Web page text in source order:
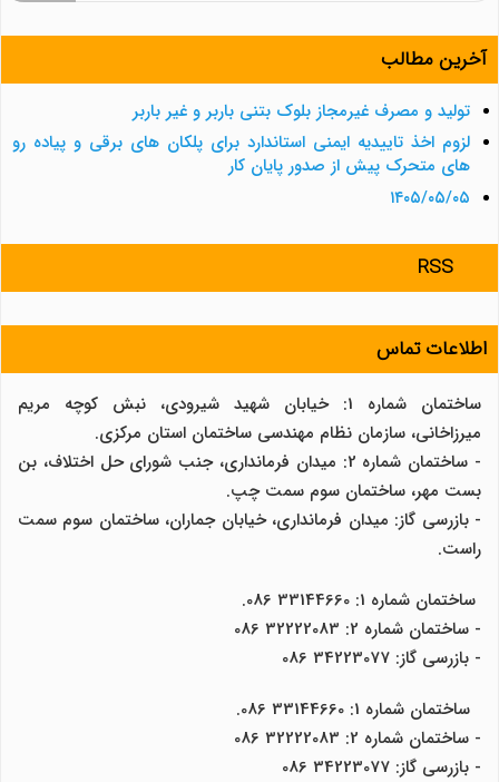
آخرین مطالب
تولید و مصرف غیرمجاز بلوک بتنی باربر و غیر باربر
لزوم اخذ تاییدیه ایمنی استاندارد برای پلکان های برقی و پیاده رو
های متحرک پیش از صدور پایان کار
۱۴۰۵/۰۵/۰۵
RSS
اطلاعات تماس
ساختمان شماره 1: خیابان شهید شیرودی، نبش کوچه مریم
میرزاخانی، سازمان نظام مهندسی ساختمان استان مرکزی.
- ساختمان شماره 2: میدان فرمانداری، جنب شورای حل اختلاف، بن
بست مهر، ساختمان سوم سمت چپ.
- بازرسی گاز: میدان فرمانداری، خیابان جماران، ساختمان سوم سمت
راست.
ساختمان شماره 1: 33144660 086.
- ساختمان شماره 2: 32222083 086
- بازرسی گاز: 34223077 086
ساختمان شماره 1: 33144660 086.
- ساختمان شماره 2: 32222083 086
- بازرسی گاز: 34223077 086